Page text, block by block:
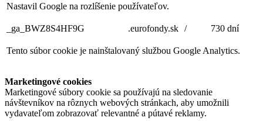
Nastavil Google na rozlíšenie používateľov.
_ga_BWZ8S4HF9G .eurofondy.sk / 730 dní
Tento súbor cookie je nainštalovaný službou Google Analytics.
Marketingové cookies
Marketingové súbory cookie sa používajú na sledovanie
návštevníkov na rôznych webových stránkach, aby umožnili
vydavateľom zobrazovať relevantné a pútavé reklamy.